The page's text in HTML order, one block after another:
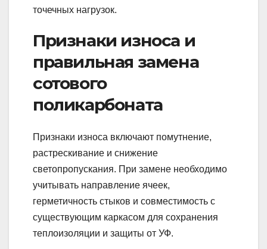
точечных нагрузок.
Признаки износа и
правильная замена
сотового
поликарбоната
Признаки износа включают помутнение,
растрескивание и снижение
светопропускания. При замене необходимо
учитывать направление ячеек,
герметичность стыков и совместимость с
существующим каркасом для сохранения
теплоизоляции и защиты от УФ.